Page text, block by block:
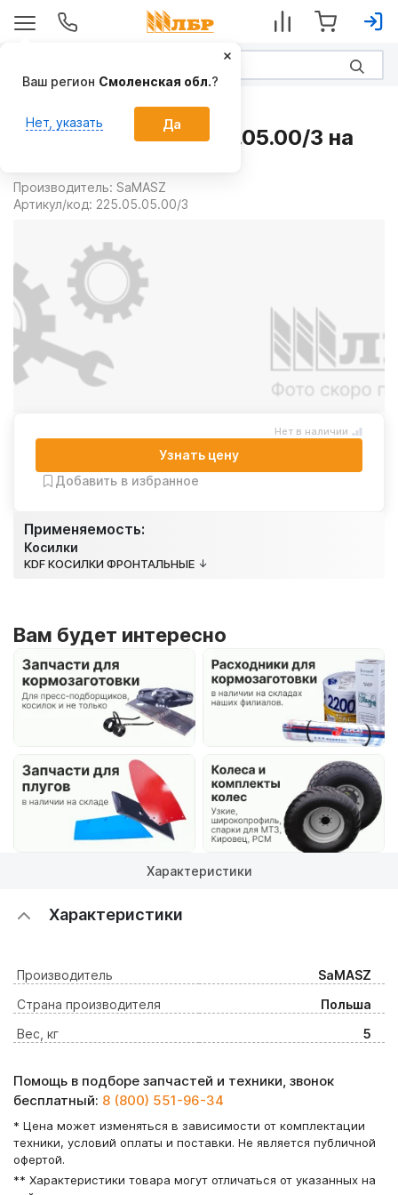
Диск косилки 225.05.05.00/3 на
Производитель: SaMASZ
Артикул/код: 225.05.05.00/3
Применяемость:
Косилки
KDF КОСИЛКИ ФРОНТАЛЬНЫЕ
Нет в наличии
Узнать цену
Добавить в избранное
Вам будет интересно
Характеристики
Характеристики
Производитель
SaMASZ
Страна производителя
Польша
Вес, кг
5
Помощь в подборе запчастей и техники, звонок
бесплатный: 8 (800) 551-96-34
* Цена может изменяться в зависимости от комплектации
техники, условий оплаты и поставки. Не является публичной
офертой.
** Характеристики товара могут отличаться от указанных на
Ваш регион Смоленская обл.?
Нет, указать Да